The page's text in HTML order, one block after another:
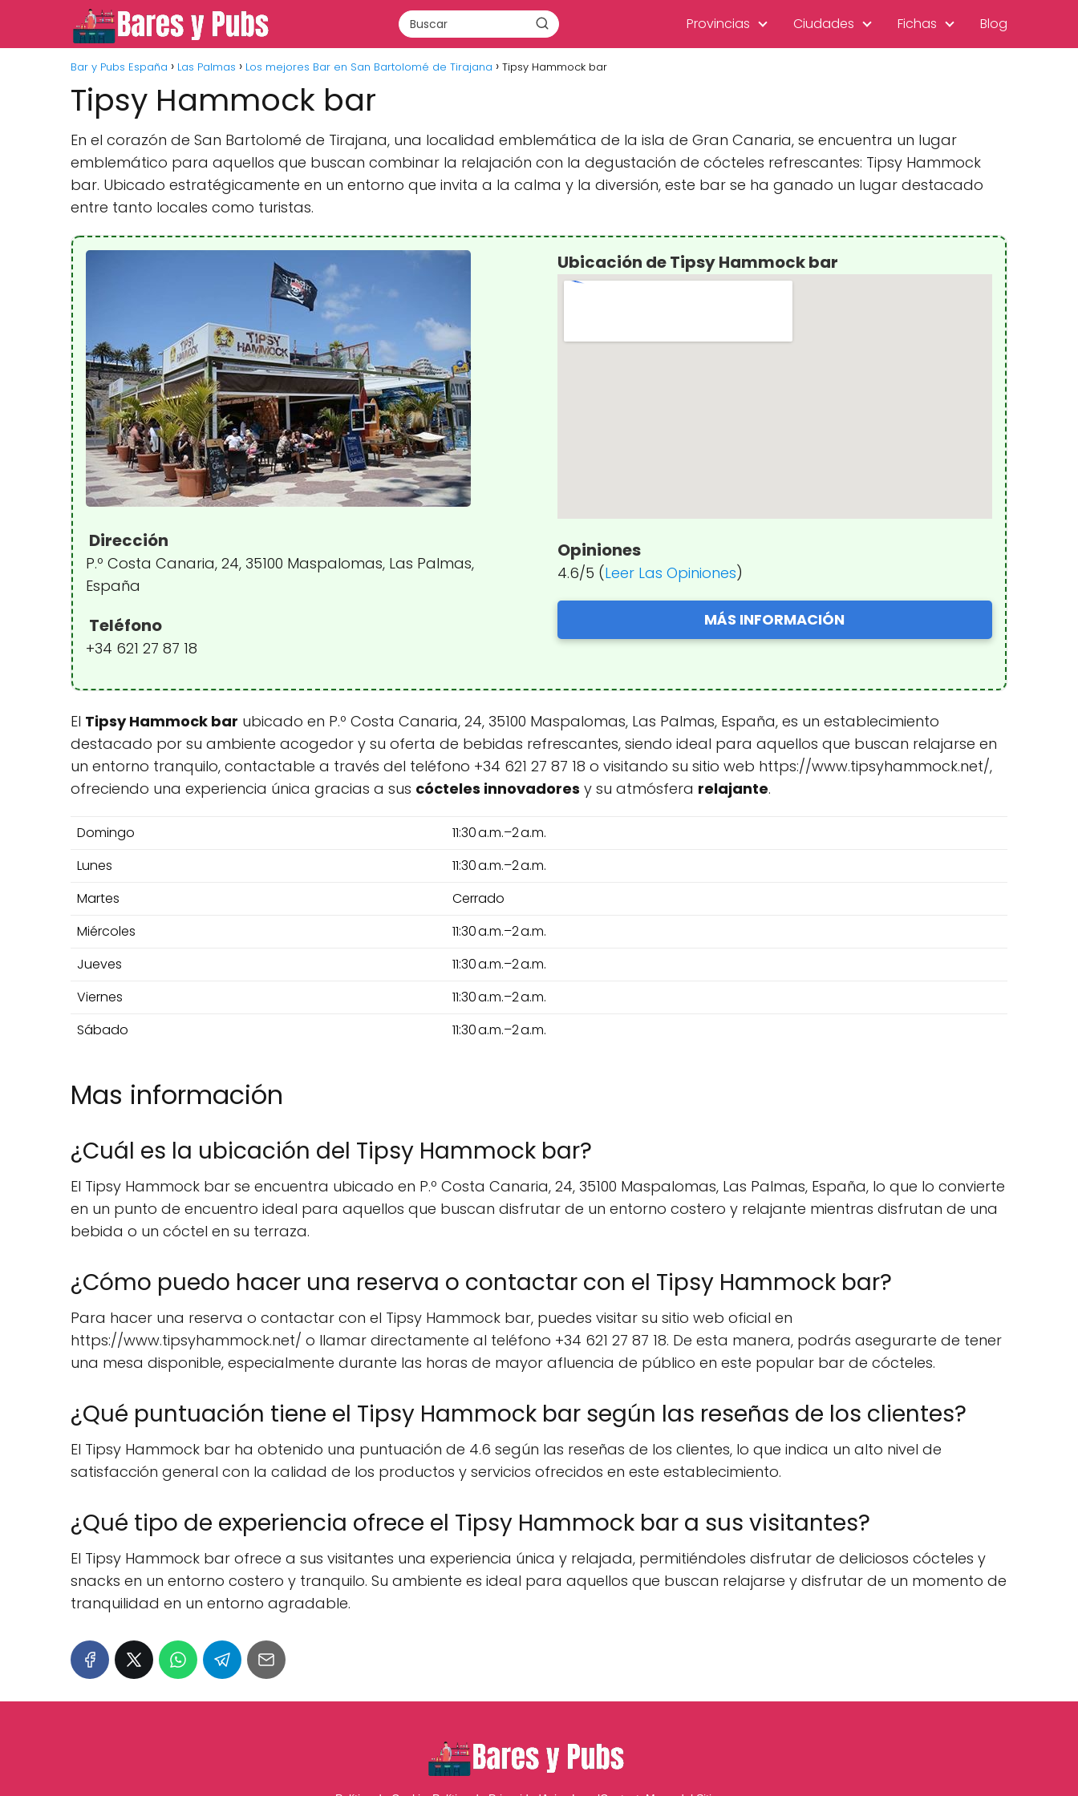
Provincias Ciudades Fichas Blog
Bar y Pubs España Las Palmas Los mejores Bar en San Bartolomé de Tirajana Tipsy Hammock bar
Tipsy Hammock bar
En el corazón de San Bartolomé de Tirajana, una localidad emblemática de la isla de Gran Canaria, se encuentra un lugar
emblemático para aquellos que buscan combinar la relajación con la degustación de cócteles refrescantes: Tipsy Hammock
bar. Ubicado estratégicamente en un entorno que invita a la calma y la diversión, este bar se ha ganado un lugar destacado
entre tanto locales como turistas.
Dirección
P.º Costa Canaria, 24, 35100 Maspalomas, Las Palmas,
España
Teléfono
+34 621 27 87 18
Ubicación de Tipsy Hammock bar
Opiniones
4.6/5 (Leer Las Opiniones)
MÁS INFORMACIÓN
El Tipsy Hammock bar ubicado en P.º Costa Canaria, 24, 35100 Maspalomas, Las Palmas, España, es un establecimiento
destacado por su ambiente acogedor y su oferta de bebidas refrescantes, siendo ideal para aquellos que buscan relajarse en
un entorno tranquilo, contactable a través del teléfono +34 621 27 87 18 o visitando su sitio web https://www.tipsyhammock.net/,
ofreciendo una experiencia única gracias a sus cócteles innovadores y su atmósfera relajante.
Domingo
11:30 a.m.–2 a.m.
Lunes
11:30 a.m.–2 a.m.
Martes
Cerrado
Miércoles
11:30 a.m.–2 a.m.
Jueves
11:30 a.m.–2 a.m.
Viernes
11:30 a.m.–2 a.m.
Sábado
11:30 a.m.–2 a.m.
Mas información
¿Cuál es la ubicación del Tipsy Hammock bar?
El Tipsy Hammock bar se encuentra ubicado en P.º Costa Canaria, 24, 35100 Maspalomas, Las Palmas, España, lo que lo convierte
en un punto de encuentro ideal para aquellos que buscan disfrutar de un entorno costero y relajante mientras disfrutan de una
bebida o un cóctel en su terraza.
¿Cómo puedo hacer una reserva o contactar con el Tipsy Hammock bar?
Para hacer una reserva o contactar con el Tipsy Hammock bar, puedes visitar su sitio web oficial en
https://www.tipsyhammock.net/ o llamar directamente al teléfono +34 621 27 87 18. De esta manera, podrás asegurarte de tener
una mesa disponible, especialmente durante las horas de mayor afluencia de público en este popular bar de cócteles.
¿Qué puntuación tiene el Tipsy Hammock bar según las reseñas de los clientes?
El Tipsy Hammock bar ha obtenido una puntuación de 4.6 según las reseñas de los clientes, lo que indica un alto nivel de
satisfacción general con la calidad de los productos y servicios ofrecidos en este establecimiento.
¿Qué tipo de experiencia ofrece el Tipsy Hammock bar a sus visitantes?
El Tipsy Hammock bar ofrece a sus visitantes una experiencia única y relajada, permitiéndoles disfrutar de deliciosos cócteles y
snacks en un entorno costero y tranquilo. Su ambiente es ideal para aquellos que buscan relajarse y disfrutar de un momento de
tranquilidad en un entorno agradable.